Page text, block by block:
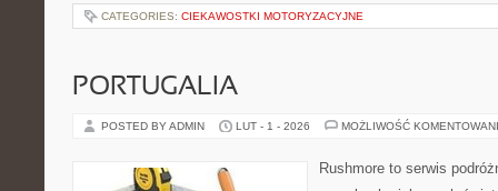
CATEGORIES: CIEKAWOSTKI MOTORYZACYJNE
PORTUGALIA
POSTED BY ADMIN LUT - 1 - 2026 MOŻLIWOŚĆ
Rushmore to serwis